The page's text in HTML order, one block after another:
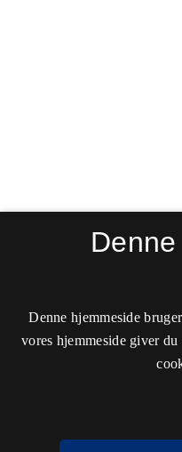
Denne hjemmeside
vores hjemmeside giver